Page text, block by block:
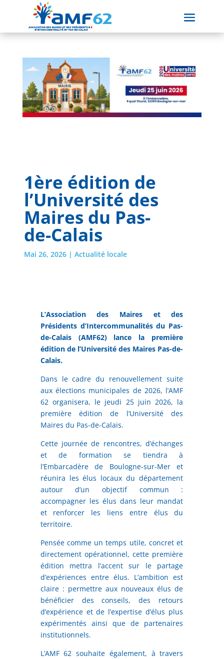
1ère édition de
l’Université des
Maires du Pas-
de-Calais
Mai 26, 2026| Actualité locale
L’Association des Maires et des
Présidents d’Intercommunalités du Pas-
de-Calais (AMF62) lance la première
édition de l’Université des Maires Pas-de-
Calais.
Dans le cadre du renouvellement suite
aux élections municipales de 2026, l’AMF
62 organisera, le jeudi 25 juin 2026, la
première édition de l’Université des
Maires du Pas-de-Calais.
Cette journée de rencontres, d’échanges
et de formation se tiendra à
l’Embarcadère de Boulogne-sur-Mer et
réunira les élus locaux du département
autour d’un objectif commun :
accompagner les élus dans leur mandat
et renforcer les liens entre élus du
territoire.
Pensée comme un temps utile, concret et
directement opérationnel, cette première
édition mettra l’accent sur le partage
d’expériences entre élus. L’ambition est
claire : permettre aux nouveaux élus de
bénéficier des conseils, des retours
d’expérience et de l’expertise d’élus plus
expérimentés ainsi que de partenaires
institutionnels.
L’AMF 62 souhaite également, à travers